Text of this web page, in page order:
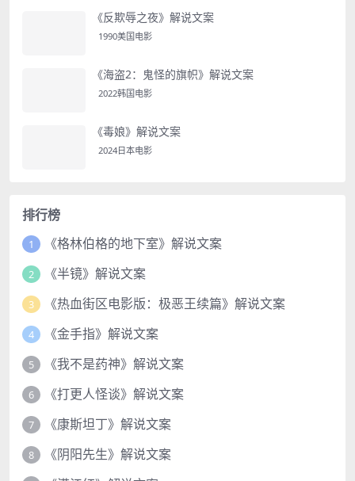
《反欺辱之夜》解说文案
1990美国电影
《海盗2：鬼怪的旗帜》解说文案
2022韩国电影
《毒娘》解说文案
2024日本电影
排行榜
1 《格林伯格的地下室》解说文案
2 《半镜》解说文案
3 《热血街区电影版：极恶王续篇》解说文案
4 《金手指》解说文案
5 《我不是药神》解说文案
6 《打更人怪谈》解说文案
7 《康斯坦丁》解说文案
8 《阴阳先生》解说文案